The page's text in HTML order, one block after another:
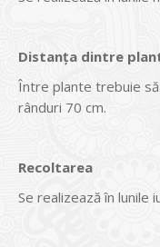
Distanţa dintre
Între plante trebuie
rânduri 70 cm.
Recoltarea
Se realizează în lunile